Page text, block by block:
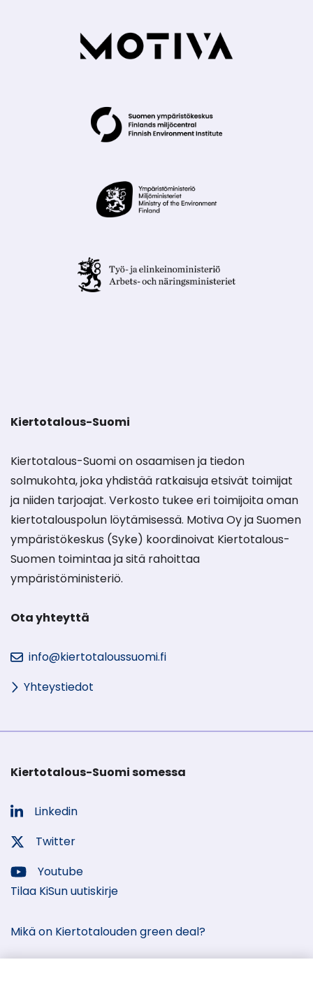
Kiertotalous-Suomi
Kiertotalous-Suomi on osaamisen ja tiedon
solmukohta, joka yhdistää ratkaisuja etsivät toimijat
ja niiden tarjoajat. Verkosto tukee eri toimijoita oman
kiertotalouspolun löytämisessä. Motiva Oy ja Suomen
ympäristökeskus (Syke) koordinoivat Kiertotalous-
Suomen toimintaa ja sitä rahoittaa
ympäristöministeriö.
Ota yhteyttä
info@kiertotaloussuomi.fi
Yhteystiedot
Kiertotalous-Suomi somessa
Sosiaalinen
media:
Linkedin
Sosiaalinen
media:
Twitter
Sosiaalinen
media:
Youtube
Tilaa KiSun uutiskirje
Mikä on Kiertotalouden green deal?